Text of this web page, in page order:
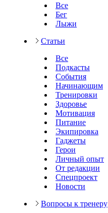
Все
Бег
Лыжи
Статьи
Все
Подкасты
События
Начинающим
Тренировки
Здоровье
Мотивация
Питание
Экипировка
Гаджеты
Герои
Личный опыт
От редакции
Спецпроект
Новости
Вопросы к тренеру